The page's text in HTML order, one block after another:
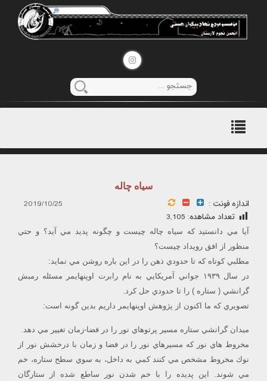
منوی
اصلی
سياه چاله
اندازه فونت :
2019/10/25
تعداد مشاهده: 3,105
آيا مي دانستيد كه سياه چاله چيست و چگونه پديد مي آيد؟ و حتي
منظور از افق رويداد چيست؟
مطلبي كوتاه كه تا حدودي ذهن را در اين باره روشن مي نمايد:
در سال ١٩٣٩ جواني آمريكايي به نام رابرت اوپنهايمر مسئله رمبش
گرانشي ( ستاره ) را تا حدودي حل كرد.
تصويري كه ما اكنون از پژوهش اوپنهايمر داريم بدين گونه است:
ميدان گرانشي ستاره مسير پرتوهاي نور را در فضا-زمان تغيير مي دهد.
مخروط هاي نور كه مسيرهاي نور را در فضا و زمان با درخشش نور از
نوك مخروط مشخص مي كنند كمي به داخل، به سوي سطح ستاره، خم
مي شوند. اين پديده را با خم شدن نور ساطع شده از ستارگان